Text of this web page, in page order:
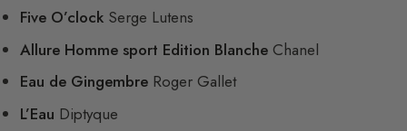
Five O’clock Serge Lutens
Allure Homme sport Edition Blanche Chanel
Eau de Gingembre Roger Gallet
L’Eau Diptyque